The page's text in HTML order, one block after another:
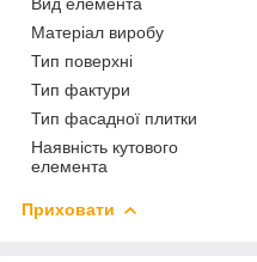
Матеріал виробу
Тип поверхні
Тип фактури
Тип фасадної плитки
Наявність кутового
елемента
Приховати